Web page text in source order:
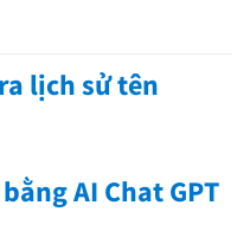
lịch sử tên
AI Chat GPT